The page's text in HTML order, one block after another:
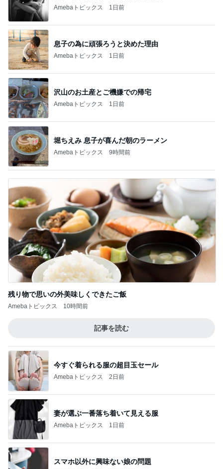
Amebaトピックス 1日前
息子の為に頑張ろうと決めた理由
Amebaトピックス 1日前
沢山のお土産とご機嫌での帰宅
Amebaトピックス 1日前
堀ちえみ 息子が喜んだ朝のラーメン
Amebaトピックス 9時間前
残り物で思いの外美味しくできたご飯
Amebaトピックス 10時間前
記事を読む
今すぐ着られる服の超目玉セール
Amebaトピックス 2日前
妻が選ぶ一番落ち着いて見える服
Amebaトピックス 1日前
スマホ以外に興味ない娘の問題